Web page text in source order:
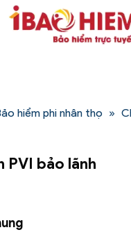
hiểm phi nhân thọ »
PVI bảo lãnh